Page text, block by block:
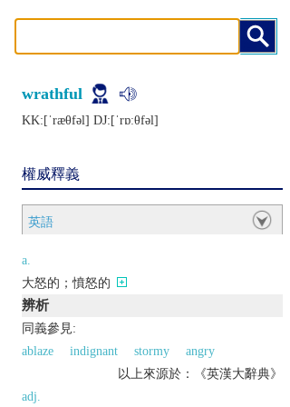
wrathful
KK:[ˈræθfǝl] DJ:[ˈrɒːθfǝl]
權威釋義
英語
a.
大怒的；憤怒的
辨析
同義參見:
ablaze
indignant stormy
angry
以上來源於：《英漢大辭典》
adj.